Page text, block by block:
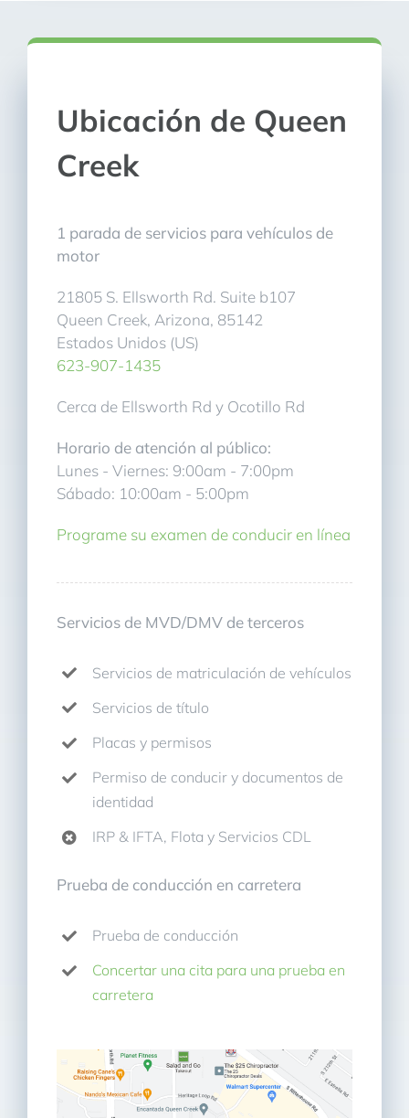
Ubicación de Queen
Creek
1 parada de servicios para vehículos de
motor
21805 S. Ellsworth Rd. Suite b107
Queen Creek, Arizona, 85142
Estados Unidos (US)
623-907-1435
Cerca de Ellsworth Rd y Ocotillo Rd
Horario de atención al público:
Lunes - Viernes: 9:00am - 7:00pm
Sábado: 10:00am - 5:00pm
Programe su examen de conducir en línea
Servicios de MVD/DMV de terceros
Servicios de matriculación de vehículos
Servicios de título
Placas y permisos
Permiso de conducir y documentos de
identidad
IRP & IFTA, Flota y Servicios CDL
Prueba de conducción en carretera
Prueba de conducción
Concertar una cita para una prueba en
carretera